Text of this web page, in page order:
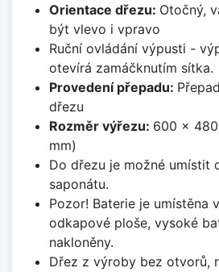
Orientace dřezu: Otočný,
být vlevo i vpravo
Ruční ovládání výpusti -
otevírá zamáčknutím sítka.
Provedení přepadu:
dřezu
Rozměr výřezu: 600 x
mm)
Do dřezu je možné umístit
saponátu.
Pozor! Baterie je umístěna
odkapové ploše, vysoké
nakloněny.
Dřez z výroby bez otvorů,